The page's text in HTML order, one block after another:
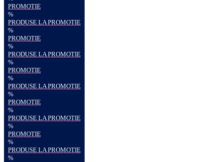
PROMOTIE
%
PRODUSE LA PROMOTIE
%
PROMOTIE
%
PRODUSE LA PROMOTIE
%
PROMOTIE
%
PRODUSE LA PROMOTIE
%
PROMOTIE
%
PRODUSE LA PROMOTIE
%
PROMOTIE
%
PRODUSE LA PROMOTIE
%